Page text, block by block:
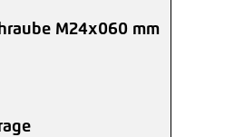
M24x060 mm